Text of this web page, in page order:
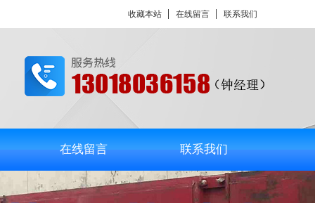
收藏本站 在线留言 联系我们
在线留言 联系我们